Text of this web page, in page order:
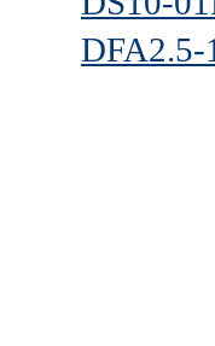
DFA2.5-